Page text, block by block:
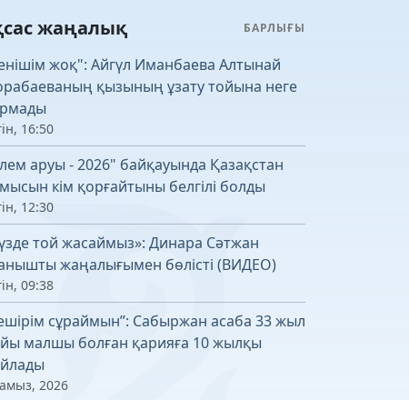
жаңалық БАРЛЫҒЫ
жоқ": Айгүл Иманбаева Алтынай
қызының ұзату тойына неге
16:50
аруы - 2026" байқауында Қазақстан
кім қорғайтыны белгілі болды
12:30
той жасаймыз»: Динара Сәтжан
жаңалығымен бөлісті (ВИДЕО)
09:38
сұраймын”: Сабыржан асаба 33 жыл
малшы болған қарияға 10 жылқы
2026